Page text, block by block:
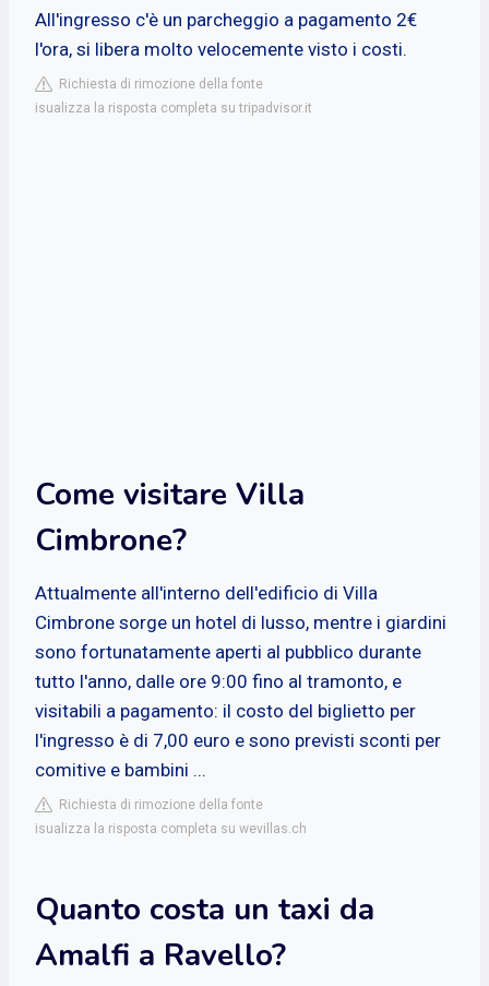
All'ingresso c'è un parcheggio a pagamento 2€
l'ora, si libera molto velocemente visto i costi.
Richiesta di rimozione della fonte
isualizza la risposta completa su tripadvisor.it
Come visitare Villa
Cimbrone?
Attualmente all'interno dell'edificio di Villa
Cimbrone sorge un hotel di lusso, mentre i giardini
sono fortunatamente aperti al pubblico durante
tutto l'anno, dalle ore 9:00 fino al tramonto, e
visitabili a pagamento: il costo del biglietto per
l'ingresso è di 7,00 euro e sono previsti sconti per
comitive e bambini ...
Richiesta di rimozione della fonte
isualizza la risposta completa su wevillas.ch
Quanto costa un taxi da
Amalfi a Ravello?